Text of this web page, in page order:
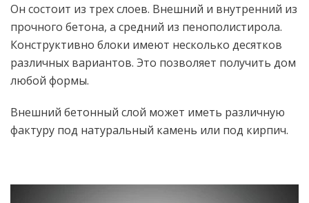
Он состоит из трех слоев. Внешний и внутренний из
прочного бетона, а средний из пенополистирола.
Конструктивно блоки имеют несколько десятков
различных вариантов. Это позволяет получить дом
любой формы.
Внешний бетонный слой может иметь различную
фактуру под натуральный камень или под кирпич.